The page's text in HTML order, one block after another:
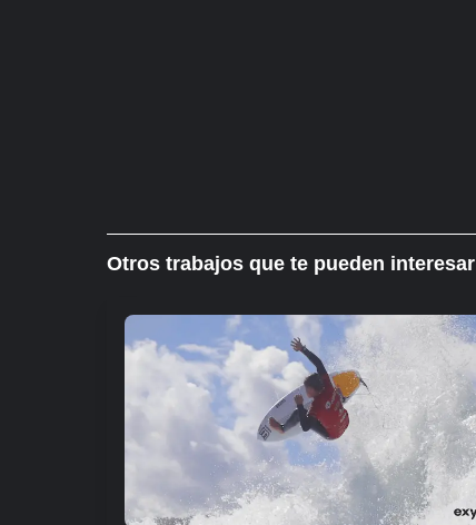
Otros trabajos que te pueden interesar